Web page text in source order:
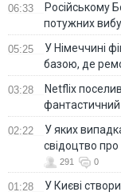
06:33
Російському
потужних
05:25
У Німеччині
базою, де
03:28
Netflix
фантастичний
02:22
У яких
свідоцтво
291 0
01:28
У Києві